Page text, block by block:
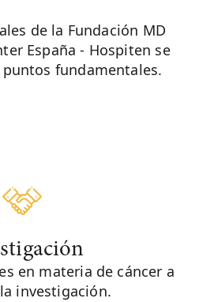
de la Fundación MD
España - Hospiten se
fundamentales.
en materia de cáncer a
investigación.